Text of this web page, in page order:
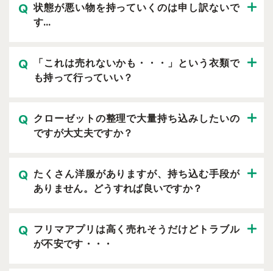
状態が悪い物を持っていくのは申し訳ないで
す…
「これは売れないかも・・・」という衣類で
も持って行っていい？
クローゼットの整理で大量持ち込みしたいの
ですが大丈夫ですか？
たくさん洋服がありますが、持ち込む手段が
ありません。どうすれば良いですか？
フリマアプリは高く売れそうだけどトラブル
が不安です・・・